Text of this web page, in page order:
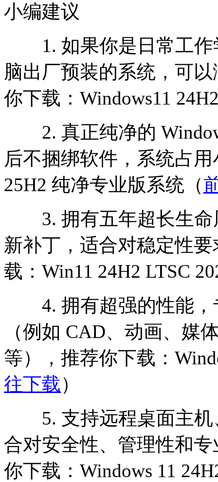
小编建议
1. 如果你是日常工作
脑出厂预装的系统，可
你下载：Windows11
2. 真正纯净的
后不捆绑软件，系统占
25H2 纯净专业版系统（
3. 拥有五年超长生命
新补丁，适合对稳定性
载：Win11 24H2 LTSC
4. 拥有超强的性能，
（例如 CAD、动画、媒
等），推荐你下载：
往下载）
5. 支持远程桌面主机
合对安全性、管理性和
你下载：Windows 11